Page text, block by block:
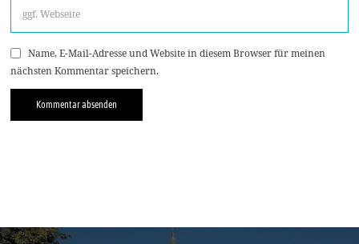
Name, E-Mail-Adresse und Website in diesem Browser für meinen
nächsten Kommentar speichern.